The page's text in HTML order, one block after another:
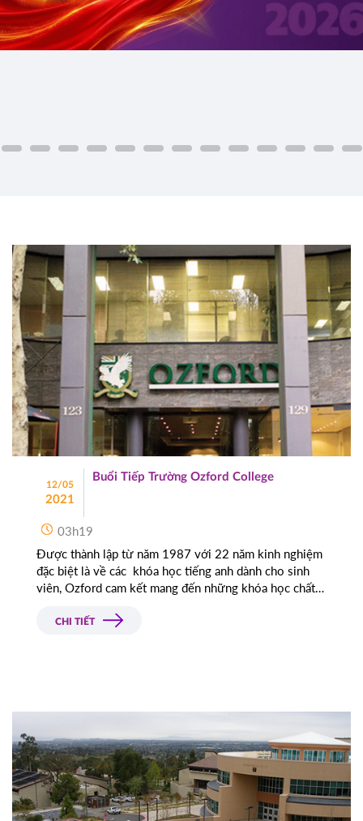
12/05
2021
Buổi Tiếp Trường Ozford College
03h19
Được thành lập từ năm 1987 với 22 năm kinh nghiệm
đặc biệt là về các khóa học tiếng anh dành cho sinh
viên, Ozford cam kết mang đến những khóa học chất
nhiều kinh ngiệm trong giảng dạy, giúp cho các sinh
CHI TIẾT